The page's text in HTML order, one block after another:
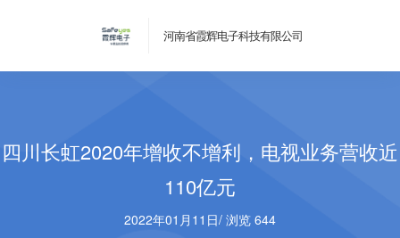
河南省霞辉电子科技有限公司
四川长虹2020年增收不增利，电视业务营收近
110亿元
2022年01月11日/ 浏览 644